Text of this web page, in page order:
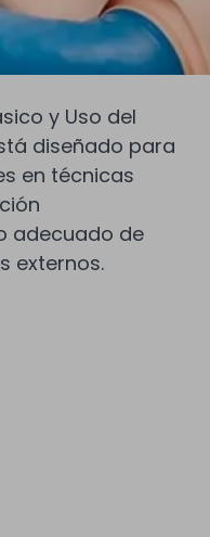
y Uso del
diseñado para
en técnicas
adecuado de
externos.